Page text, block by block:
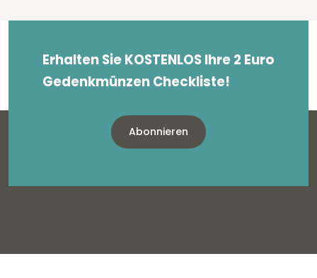
Erhalten Sie KOSTENLOS Ihre 2 Euro
Gedenkmünzen Checkliste!
Abonnieren